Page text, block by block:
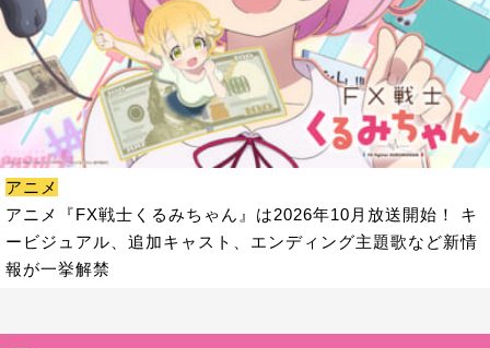
アニメ
アニメ『FX戦士くるみちゃん』は2026年10月放送開始！ キ
ービジュアル、追加キャスト、エンディング主題歌など新情
報が一挙解禁